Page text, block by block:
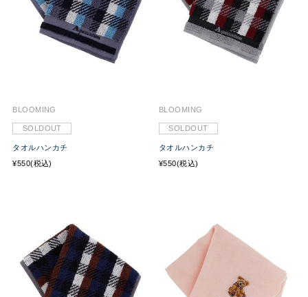
BLOOMING
SOLDOUT
タオルハンカチ
¥550(税込)
BLOOMING
SOLDOUT
タオルハンカチ
¥550(税込)